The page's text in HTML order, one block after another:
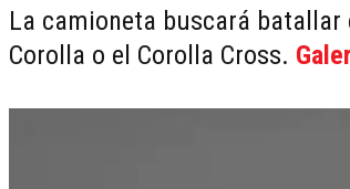
La camioneta buscará
Corolla o el Corolla Cross.